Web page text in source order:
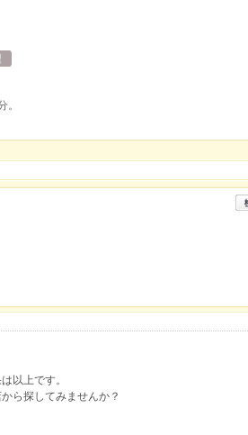
。
以上です。
ら探してみませんか？